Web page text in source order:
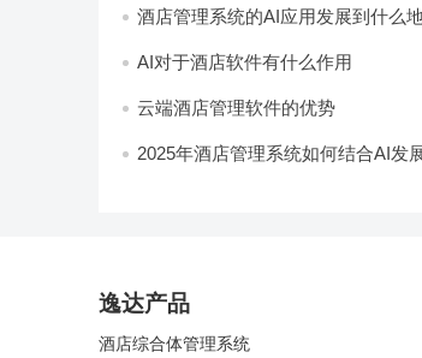
酒店管理系统的AI应用发展到什么
AI对于酒店软件有什么作用
云端酒店管理软件的优势
2025年酒店管理系统如何结合AI发
逸达产品
酒店综合体管理系统